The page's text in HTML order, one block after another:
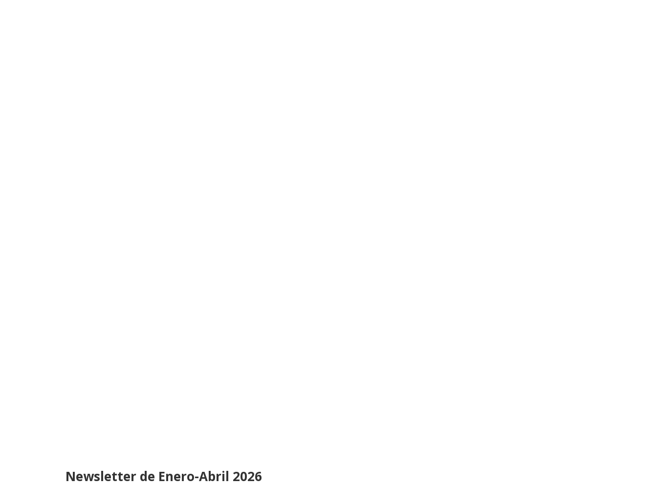
Newsletter de Enero-Abril 2026